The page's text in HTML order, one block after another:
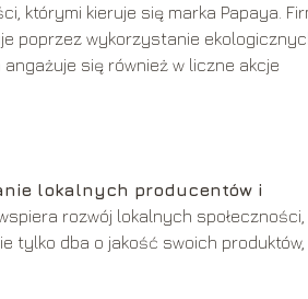
którymi kieruje się marka Papaya.
poprzez wykorzystanie
się również w liczne akcje
lokalnych producentów i
rozwój lokalnych
tylko dba o jakość swoich produktów,